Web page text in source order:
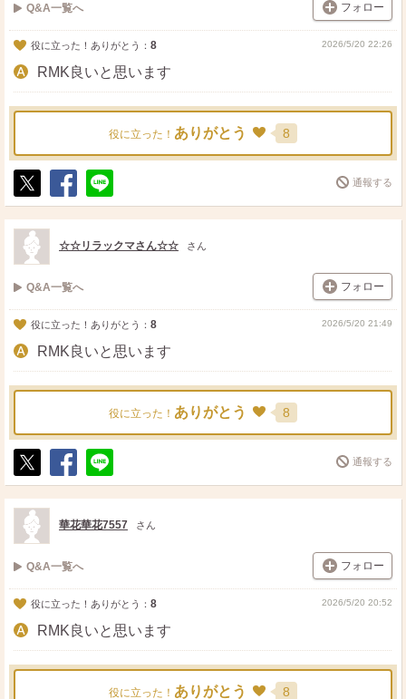
Q&A一覧へ フォロー
役に立った！ありがとう： 8 2026/5/20 22:26
RMK良いと思います
役に立った！ ありがとう 8
ポ
ス
ト
シ
ェ
送
る
通報する
☆☆リラックマさん☆☆ さん
Q&A一覧へ フォロー
役に立った！ありがとう： 8 2026/5/20 21:49
RMK良いと思います
役に立った！ ありがとう 8
ポ
ス
ト
シ
ェ
送
る
通報する
華花華花7557 さん
Q&A一覧へ フォロー
役に立った！ありがとう： 8 2026/5/20 20:52
RMK良いと思います
役に立った！ ありがとう 8